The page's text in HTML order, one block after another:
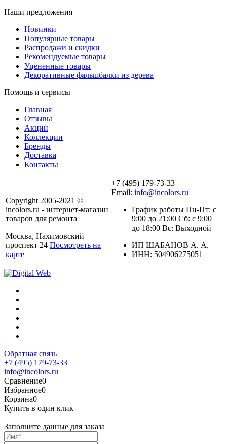
Наши предложения
Новинки
Популярные товары
Распродажи и скидки
Рекомендуемые товары
Уцененные товары
Декоративные фальшбалки из дерева
Помощь и сервисы
Главная
Отзывы
Акции
Коллекции
Бренды
Доставка
Контакты
Copyright 2005-2021 ©
incolors.ru - интернет-магазин
товаров для ремонта
Москва, Нахимовский
проспект 24 Посмотреть на
карте
+7 (495) 179-73-33
Email: info@incolors.ru
График работы Пн-Пт: с
9:00 до 21:00 Сб: с 9:00
до 18:00 Вс: Выходной
ИП ШАБАНОВ А. А.
ИНН: 504906275051
Обратная связь
+7 (495) 179-73-33
info@incolors.ru
Сравнение0
Избранное0
Корзина0
Купить в один клик
Заполните данные для заказа